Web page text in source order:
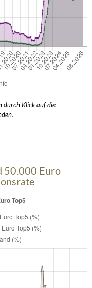
durch Klick auf die
50.000 Euro